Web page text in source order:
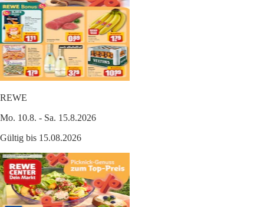
REWE
Mo. 10.8. - Sa. 15.8.2026
Gültig bis 15.08.2026